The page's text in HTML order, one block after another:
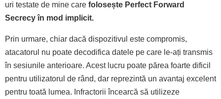
uri testate de mine care folosește Perfect Forward
Secrecy în mod implicit.
Prin urmare, chiar dacă dispozitivul este compromis,
atacatorul nu poate decodifica datele pe care le-ați transmis
în sesiunile anterioare. Acest lucru poate părea foarte dificil
pentru utilizatorul de rând, dar reprezintă un avantaj excelent
pentru toată lumea. Infractorii încearcă să utilizeze